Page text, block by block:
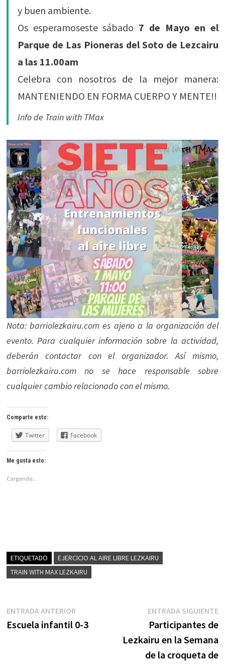
y buen ambiente.
Os esperamoseste sábado 7 de Mayo en el
Parque de Las Pioneras del Soto de Lezcairu
a las 11.00am
Celebra con nosotros de la mejor manera:
MANTENIENDO EN FORMA CUERPO Y MENTE!!
Info de Train with TMax
Nota: barriolezkairu.com es ajeno a la organización del
evento. Para cualquier información sobre la actividad,
deberán contactar con el organizador. Así mismo,
barriolezkairu.com no se hace responsable sobre
cualquier cambio relacionado con el mismo.
Comparte esto:
Twitter Facebook
Me gusta esto:
Cargando...
ETIQUETADO
EJERCICIO AL AIRE LIBRE LEZKAIRU
TRAIN WITH MAX LEZKAIRU
Navegación
de
ENTRADA ANTERIOREntrada
anterior:
Escuela infantil 0-3
ENTRADA SIGUIENTE
Participantes de
Lezkairu en la Semana
de la croqueta de